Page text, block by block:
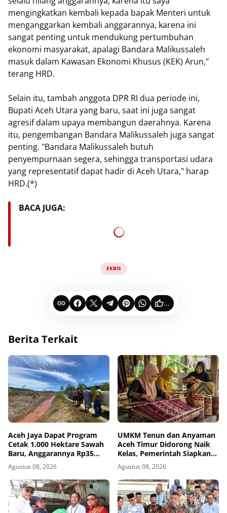
mengingkatkan kembali kepada bapak Menteri untuk
menganggarkan kembali anggarannya, karena ini
sangat penting untuk mendukung pertumbuhan
ekonomi masyarakat, apalagi Bandara Malikussaleh
masuk dalam Kawasan Ekonomi Khusus (KEK) Arun,"
terang HRD.
Selain itu, tambah anggota DPR RI dua periode ini,
Bupati Aceh Utara yang baru, saat ini juga sangat
agresif dalam upaya membangun daerahnya. Karena
itu, pengembangan Bandara Malikussaleh juga sangat
penting. "Bandara Malikussaleh butuh
penyempurnaan segera, sehingga transportasi udara
yang representatif dapat hadir di Aceh Utara," harap
HRD.(*)
BACA JUGA:
EKBIS
...
Berita Terkait
Aceh Jaya Dapat Program
Cetak 1.000 Hektare Sawah
Baru, Anggarannya Rp35
Miliar
Agustus 08, 2026
UMKM Tenun dan Anyaman
Aceh Timur Didorong Naik
Kelas, Pemerintah Siapkan
Program Desa Kreatif
Agustus 08, 2026